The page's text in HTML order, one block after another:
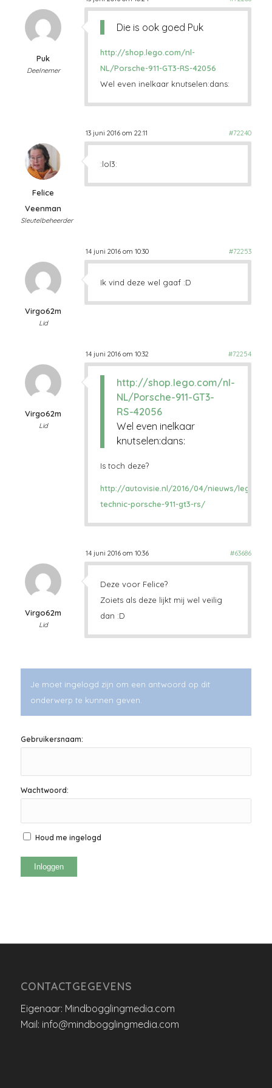
Puk
Deelnemer
Die is ook goed Puk
http://shop.lego.com/nl-
NL/Porsche-911-GT3-RS-42056
Wel even inelkaar knutselen:dans:
13 juni 2016 om 22:11 #72240
Felice
Veenman
Sleutelbeheerder
:lol3:
14 juni 2016 om 10:30 #72253
Virgo62m
Lid
Ik vind deze wel gaaf :D
14 juni 2016 om 10:32 #72254
Virgo62m
Lid
http://shop.lego.com/nl-
NL/Porsche-911-GT3-
RS-42056
Wel even inelkaar
knutselen:dans:
Is toch deze?
http://autovisie.nl/2016/04/nieuws/lego-
technic-porsche-911-gt3-rs/
14 juni 2016 om 10:36 #63686
Virgo62m
Lid
Deze voor Felice?
Zoiets als deze lijkt mij wel veilig
dan :D
Je moet ingelogd zijn om een antwoord op dit
onderwerp te kunnen geven.
Gebruikersnaam:
Wachtwoord:
Houd me ingelogd
Inloggen
CONTACTGEGEVENS
Eigenaar: Mindbogglingmedia.com
Mail: info@mindbogglingmedia.com